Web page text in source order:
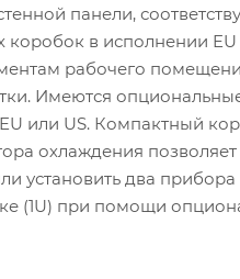
панели,
в исполнении EU
рабочего
Имеются
или US. Компактный
охлаждения позволяет
установить два
(1U) при помощи